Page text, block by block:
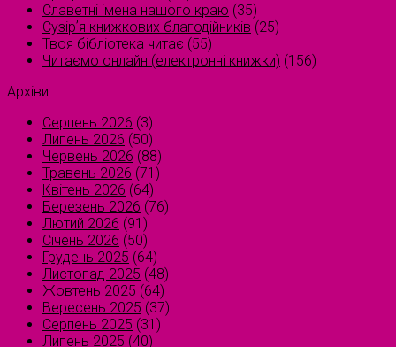
Славетні імена нашого краю (35)
Сузірʼя книжкових благодійників (25)
Твоя бібліотека читає (55)
Читаємо онлайн (електронні книжки) (156)
Архіви
Серпень 2026 (3)
Липень 2026 (50)
Червень 2026 (88)
Травень 2026 (71)
Квітень 2026 (64)
Березень 2026 (76)
Лютий 2026 (91)
Січень 2026 (50)
Грудень 2025 (64)
Листопад 2025 (48)
Жовтень 2025 (64)
Вересень 2025 (37)
Серпень 2025 (31)
Липень 2025 (40)